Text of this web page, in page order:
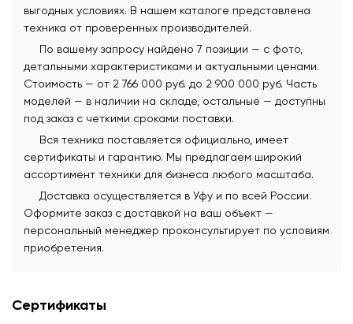
выгодных условиях. В нашем каталоге представлена
техника от проверенных производителей.
По вашему запросу найдено 7 позиции — с фото,
детальными характеристиками и актуальными ценами.
Стоимость — от 2 766 000 руб. до 2 900 000 руб. Часть
моделей — в наличии на складе, остальные — доступны
под заказ с четкими сроками поставки.
Вся техника поставляется официально, имеет
сертификаты и гарантию. Мы предлагаем широкий
ассортимент техники для бизнеса любого масштаба.
Доставка осуществляется в Уфу и по всей России.
Оформите заказ с доставкой на ваш объект —
персональный менеджер проконсультирует по условиям
приобретения.
Сертификаты